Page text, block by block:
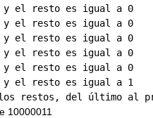
y el resto es igual a 0
da 8  y el resto
el resto es igual a 0
el resto es igual a 0
el resto es igual a 0
el resto es igual a 1
10000011